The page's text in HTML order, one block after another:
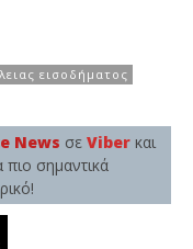
εισοδήματος
News σε Viber και
πιο σημαντικά